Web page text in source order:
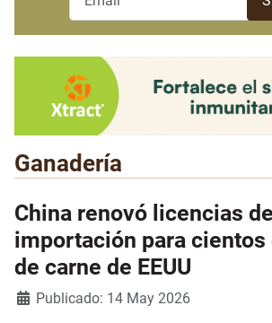
Ganadería
China renovó licencias de
importación para cientos
de carne de EEUU
Detalles
Publicado: 14 May 2026